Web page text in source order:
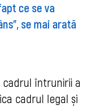
ce se va
se mai arată
întrunirii a
cadrul legal și